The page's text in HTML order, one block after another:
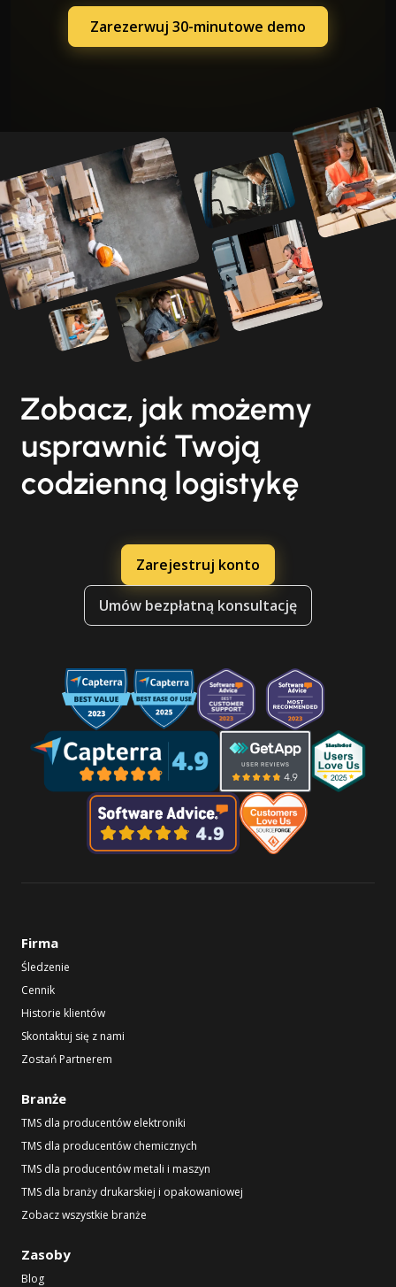
Zarezerwuj 30-minutowe demo
Zobacz, jak możemy
usprawnić Twoją
codzienną logistykę
Zarejestruj konto
Umów bezpłatną konsultację
Firma
Śledzenie
Cennik
Historie klientów
Skontaktuj się z nami
Zostań Partnerem
Branże
TMS dla producentów elektroniki
TMS dla producentów chemicznych
TMS dla producentów metali i maszyn
TMS dla branży drukarskiej i opakowaniowej
Zobacz wszystkie branże
Zasoby
Blog